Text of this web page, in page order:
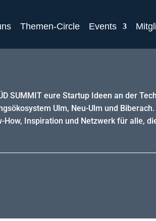
Themen-Circle Events
SUMMIT eure Startup Ideen an der
Ulm, Neu-Ulm und
Inspiration und Netzwerk für alle,